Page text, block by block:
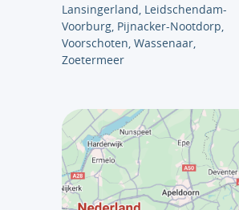
Lansingerland, Leidschendam-
Voorburg, Pijnacker-Nootdorp,
Voorschoten, Wassenaar,
Zoetermeer